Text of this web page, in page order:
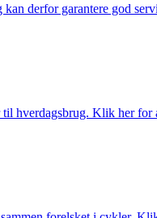
derfor garantere god
hverdagsbrug. Klik her for